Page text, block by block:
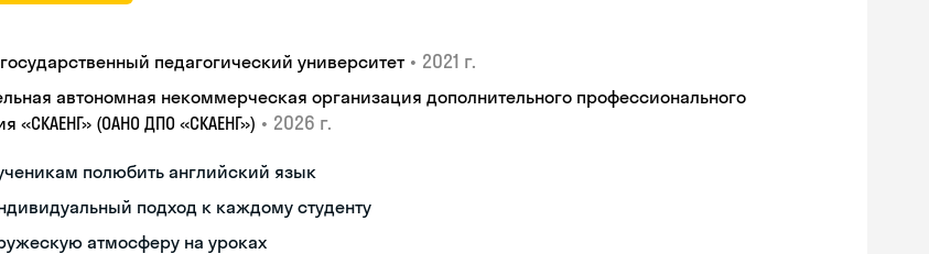
педагогический университет • 2021 г.
автономная некоммерческая организация дополнительного профессионального
«СКАЕНГ» (ОАНО ДПО «СКАЕНГ») • 2026 г.
полюбить английский язык
подход к каждому студенту
атмосферу на уроках